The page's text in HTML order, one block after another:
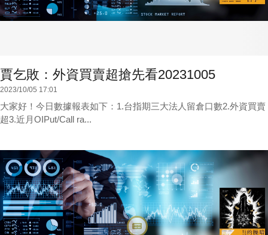
賈乞敗：外資買賣超搶先看20231005
2023/10/05 17:01
大家好！今日數據報表如下：1.台指期三大法人留倉口數2.外資買賣
超3.近月OIPut/Call ra...